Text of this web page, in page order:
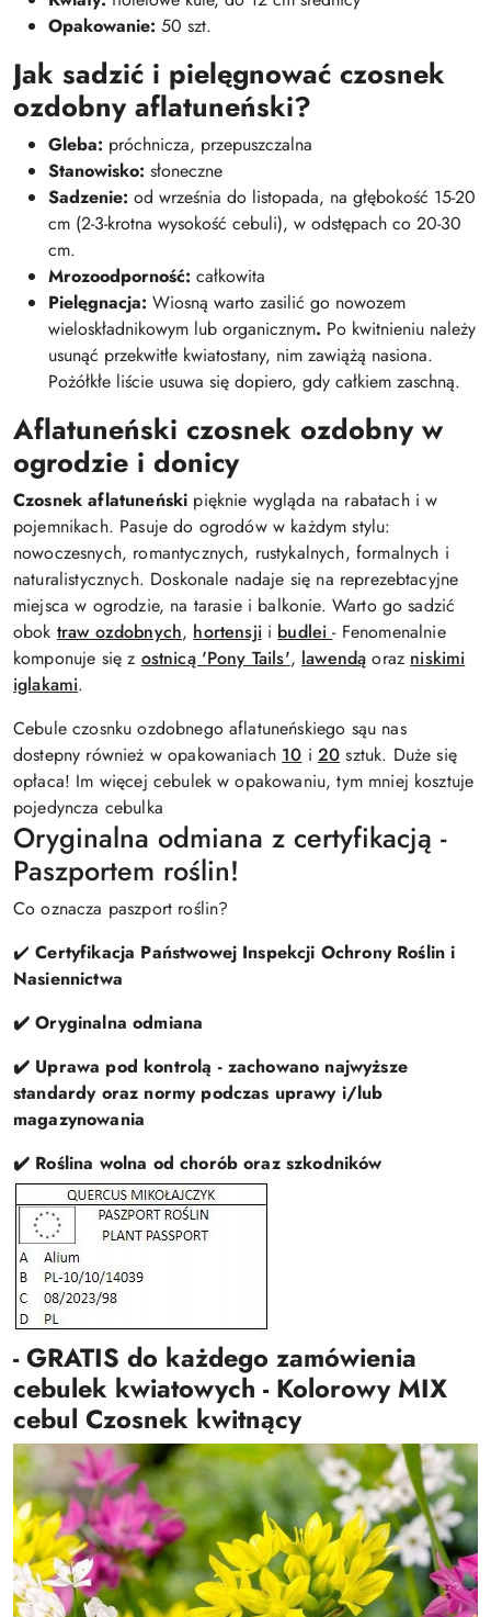
Opakowanie: 50 szt.
Jak sadzić i pielęgnować czosnek
ozdobny aflatuneński?
Gleba: próchnicza, przepuszczalna
Stanowisko: słoneczne
Sadzenie: od września do listopada, na głębokość 15-20
cm (2-3-krotna wysokość cebuli), w odstępach co 20-30
cm.
Mrozoodporność: całkowita
Pielęgnacja: Wiosną warto zasilić go nowozem
wieloskładnikowym lub organicznym. Po kwitnieniu należy
usunąć przekwitłe kwiatostany, nim zawiążą nasiona.
Pożółkłe liście usuwa się dopiero, gdy całkiem zaschną.
Aflatuneński czosnek ozdobny w
ogrodzie i donicy
Czosnek aflatuneński pięknie wygląda na rabatach i w
pojemnikach. Pasuje do ogrodów w każdym stylu:
nowoczesnych, romantycznych, rustykalnych, formalnych i
naturalistycznych. Doskonale nadaje się na reprezebtacyjne
miejsca w ogrodzie, na tarasie i balkonie. Warto go sadzić
obok traw ozdobnych, hortensjii budlei- Fenomenalnie
komponuje się z ostnicą 'Pony Tails', lawendą oraz niskimi
iglakami.
Cebule czosnku ozdobnego aflatuneńskiego sąu nas
dostepny również w opakowaniach 10 i 20 sztuk. Duże się
opłaca! Im więcej cebulek w opakowaniu, tym mniej kosztuje
pojedyncza cebulka
Oryginalna odmiana z certyfikacją -
Paszportem roślin!
Co oznacza paszport roślin?
✔️Certyfikacja Państwowej Inspekcji Ochrony Roślin i
Nasiennictwa
✔️ Oryginalna odmiana
✔️ Uprawa pod kontrolą - zachowano najwyższe
standardy oraz normy podczas uprawy i/lub
magazynowania
✔️ Roślina wolna od chorób oraz szkodników
- GRATIS do każdego zamówienia
cebulek kwiatowych - Kolorowy MIX
cebul Czosnek kwitnący